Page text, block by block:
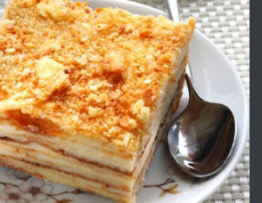
ХАСКОВО
преди 4 дни
Давам гараж под наем
преди 4 дни
№4120 Магазин/Офис под наем в кв.